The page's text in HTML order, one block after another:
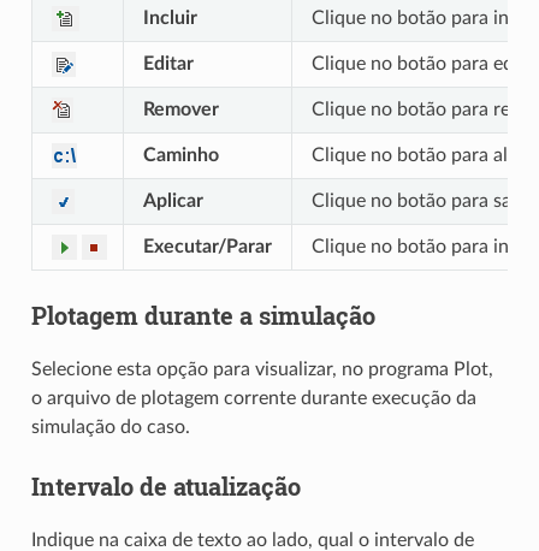
Incluir Clique no botão para
Editar Clique no botão para
Remover Clique no botão para
Caminho Clique no botão para
Aplicar Clique no botão para
Executar/Parar Clique no botão para
Plotagem durante a simulação
Selecione esta opção para visualizar, no programa Plot,
o arquivo de plotagem corrente durante execução da
simulação do caso.
Intervalo de atualização
Indique na caixa de texto ao lado, qual o intervalo de